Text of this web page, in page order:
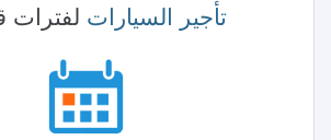
تأجير السيارات لفترات